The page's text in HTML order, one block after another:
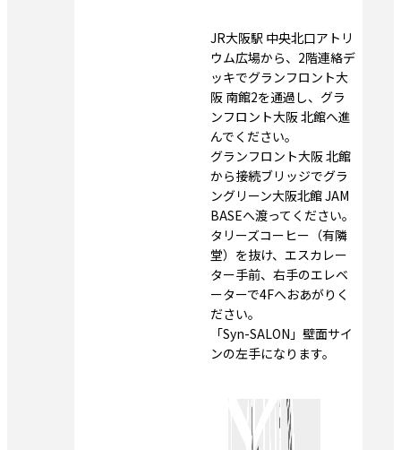
JR大阪駅 中央北口アトリ
ウム広場から、2階連絡デ
ッキでグランフロント大
阪 南館2を通過し、グラ
ンフロント大阪 北館へ進
んでください。
グランフロント大阪 北館
から接続ブリッジでグラ
ングリーン大阪北館 JAM
BASEへ渡ってください。
タリーズコーヒー（有隣
堂）を抜け、エスカレー
ター手前、右手のエレベ
ーターで4Fへおあがりく
ださい。
「Syn-SALON」壁面サイ
ンの左手になります。